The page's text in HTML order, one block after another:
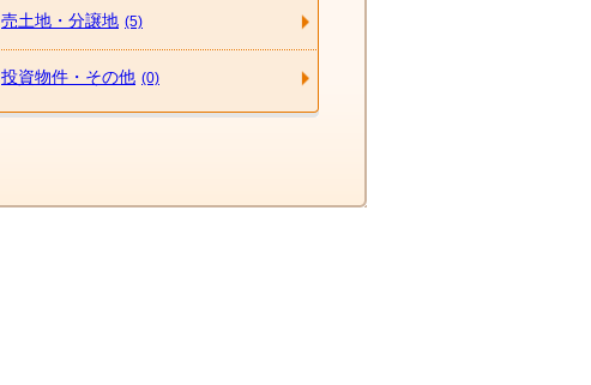
売土地・分譲地 (5)
投資物件・その他 (0)